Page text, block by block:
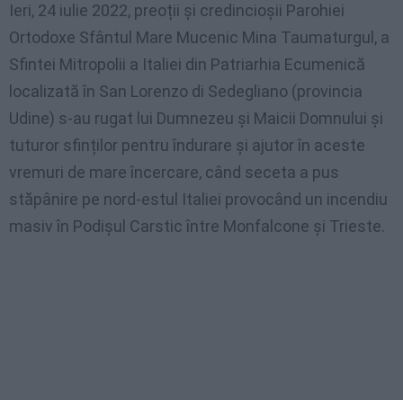
Ieri, 24 iulie 2022, preoții și credincioșii Parohiei
Ortodoxe Sfântul Mare Mucenic Mina Taumaturgul, a
Sfintei Mitropolii a Italiei din Patriarhia Ecumenică
localizată în San Lorenzo di Sedegliano (provincia
Udine) s-au rugat lui Dumnezeu și Maicii Domnului și
tuturor sfinților pentru îndurare și ajutor în aceste
vremuri de mare încercare, când seceta a pus
stăpânire pe nord-estul Italiei provocând un incendiu
masiv în Podișul Carstic între Monfalcone și Trieste.